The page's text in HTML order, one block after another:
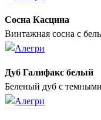
Сосна Касцина
Винтажная сосна с
Дуб Галифакс белый
Беленый дуб с